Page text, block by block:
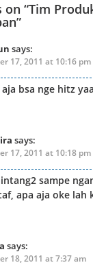
on “Tim
”
says:
17, 2011 at 10:16 pm
bsa nge hitz
says:
17, 2011 at 10:18 pm
sampe
apa aja oke lah
says:
18, 2011 at 7:37 am